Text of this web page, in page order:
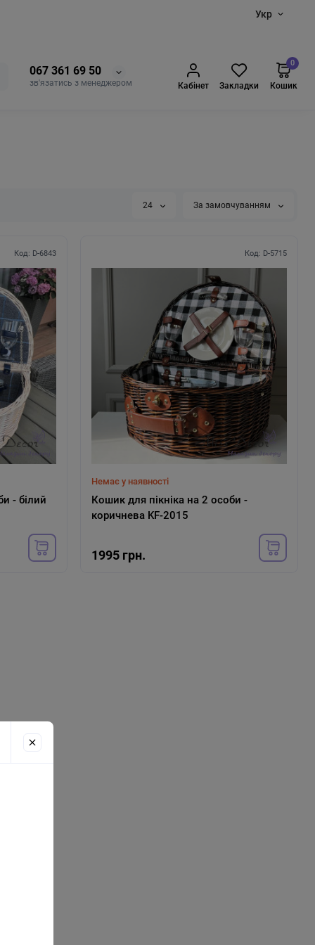
Укр
067 361 69 50
зв'язатись з менеджером Кабінет Закладки
0
Кошик
24 За замовчуванням
Код: D-6843
- білий
Код: D-5715
Немає у наявності
Кошик для пікніка на 2 особи -
коричнева KF-2015
1995 грн.